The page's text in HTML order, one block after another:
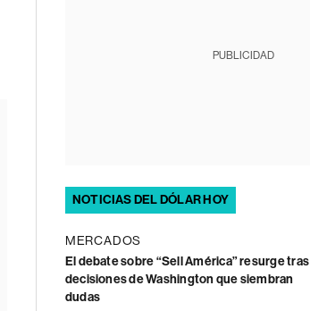
PUBLICIDAD
NOTICIAS DEL DÓLAR HOY
MERCADOS
El debate sobre “Sell América” resurge tras
decisiones de Washington que siembran
dudas